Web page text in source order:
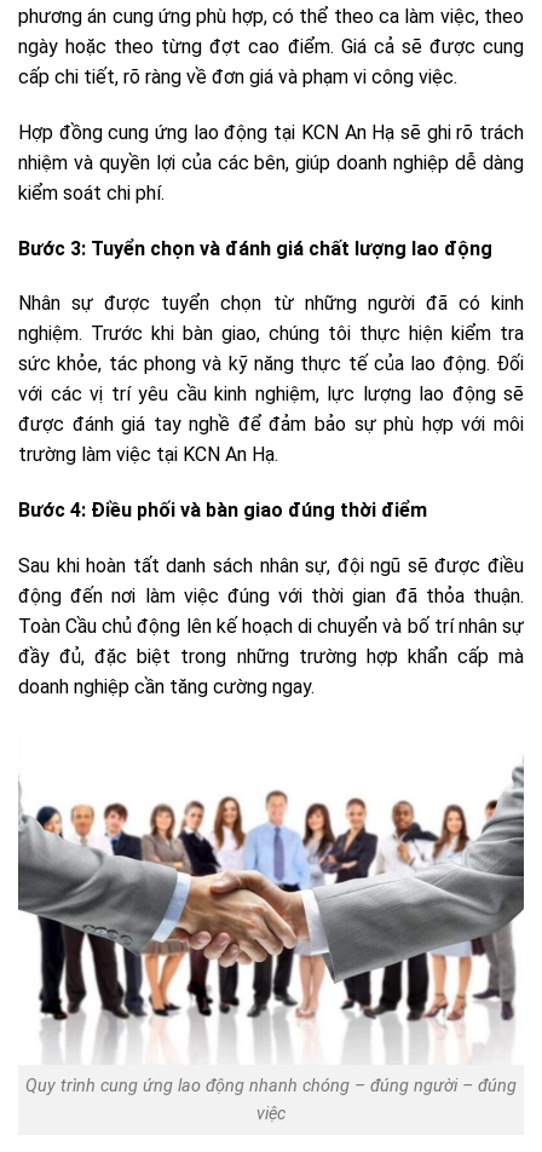
phương án cung ứng phù hợp, có thể theo ca làm việc, theo
ngày hoặc theo từng đợt cao điểm. Giá cả sẽ được cung
cấp chi tiết, rõ ràng về đơn giá và phạm vi công việc.
Hợp đồng cung ứng lao động tại KCN An Hạ sẽ ghi rõ trách
nhiệm và quyền lợi của các bên, giúp doanh nghiệp dễ dàng
kiểm soát chi phí.
Bước 3: Tuyển chọn và đánh giá chất lượng lao động
Nhân sự được tuyển chọn từ những người đã có kinh
nghiệm. Trước khi bàn giao, chúng tôi thực hiện kiểm tra
sức khỏe, tác phong và kỹ năng thực tế của lao động. Đối
với các vị trí yêu cầu kinh nghiệm, lực lượng lao động sẽ
được đánh giá tay nghề để đảm bảo sự phù hợp với môi
trường làm việc tại KCN An Hạ.
Bước 4: Điều phối và bàn giao đúng thời điểm
Sau khi hoàn tất danh sách nhân sự, đội ngũ sẽ được điều
động đến nơi làm việc đúng với thời gian đã thỏa thuận.
Toàn Cầu chủ động lên kế hoạch di chuyển và bố trí nhân sự
đầy đủ, đặc biệt trong những trường hợp khẩn cấp mà
doanh nghiệp cần tăng cường ngay.
Quy trình cung ứng lao động nhanh chóng – đúng người – đúng
việc